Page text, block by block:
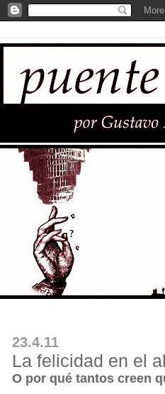
23.4.11
La felicidad en el
O por qué tantos creen